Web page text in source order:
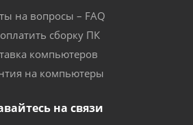
на вопросы – FAQ
сборку ПК
компьютеров
на компьютеры
на связи